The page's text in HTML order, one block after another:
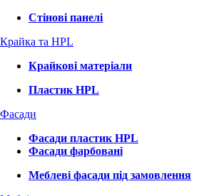
Стінові панелі
Крайка та HPL
Крайкові матеріали
Пластик HPL
Фасади
Фасади пластик HPL
Фасади фарбовані
Меблеві фасади під замовлення